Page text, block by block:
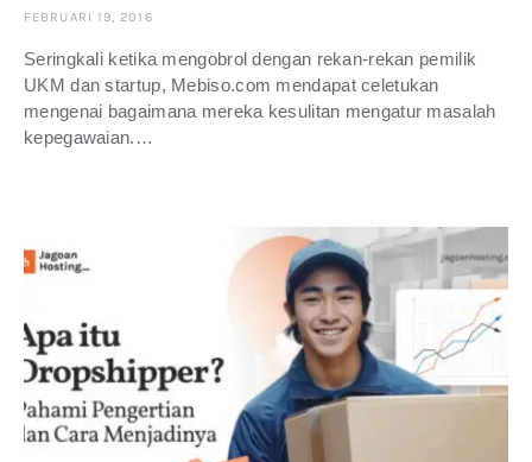
FEBRUARI 19, 2016
Seringkali ketika mengobrol dengan rekan-rekan pemilik
UKM dan startup, Mebiso.com mendapat celetukan
mengenai bagaimana mereka kesulitan mengatur masalah
kepegawaian.…